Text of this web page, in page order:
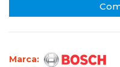
Marca: